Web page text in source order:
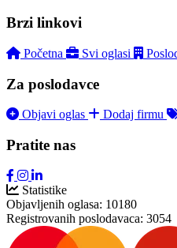
Brzi linkovi
Početna Svi oglasi
Za poslodavce
Objavi oglas Dodaj firmu
Pratite nas
Statistike
Objavljenih oglasa: 10180
Registrovanih poslodavaca: 3054